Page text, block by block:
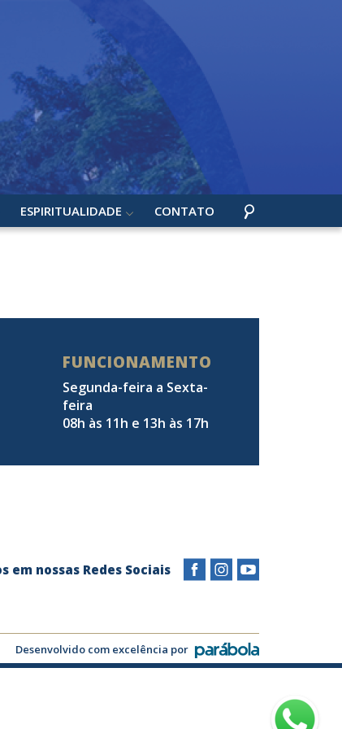
ESPIRITUALIDADE CONTATO
FUNCIONAMENTO
Segunda-feira a Sexta-
feira
08h às 11h e 13h às 17h
em nossas Redes Sociais
Desenvolvido com excelência por